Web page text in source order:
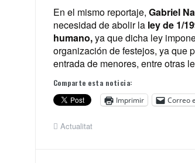
En el mismo reportaje, Gabriel
necesidad de abolir laley de 1/
humano,ya que dicha ley
organización de festejos, ya que
entrada de menores, entre otras
Comparte esta noticia:
Imprimir
Correo
Actualitat